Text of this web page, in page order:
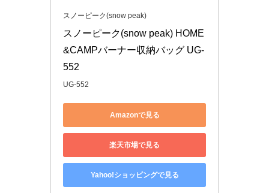
スノーピーク(snow peak)
スノーピーク(snow peak) HOME
&CAMPバーナー収納バッグ UG-
552
UG-552
Amazonで見る
楽天市場で見る
Yahoo!ショッピングで見る